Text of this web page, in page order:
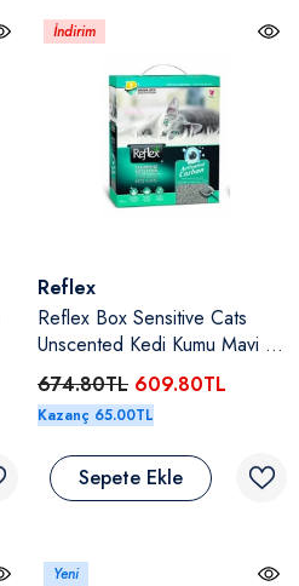
İndirim
Satıcı:
Reflex
Reflex Box Sensitive Cats
Unscented Kedi Kumu Mavi 10
Lt
674.80TL 609.80TL
Kazanç 65.00TL
Sepete Ekle
Yeni